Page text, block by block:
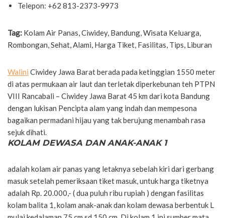
Telepon: +62 813-2373-9973
Tag: Kolam Air Panas, Ciwidey, Bandung, Wisata Keluarga,
Rombongan, Sehat, Alami, Harga Tiket, Fasilitas, Tips, Liburan
Walini Ciwidey Jawa Barat berada pada ketinggian 1550 meter
di atas permukaan air laut dan terletak diperkebunan teh PTPN
VIII Rancabali – Ciwidey Jawa Barat 45 km dari kota Bandung
dengan lukisan Pencipta alam yang indah dan mempesona
bagaikan permadani hijau yang tak berujung menambah rasa
sejuk dihati.
KOLAM DEWASA DAN ANAK-ANAK 1
adalah kolam air panas yang letaknya sebelah kiri dari gerbang
masuk setelah pemeriksaan tiket masuk, untuk harga tiketnya
adalah Rp. 20.000,- ( dua puluh ribu rupiah ) dengan fasilitas
kolam balita 1, kolam anak-anak dan kolam dewasa berbentuk L